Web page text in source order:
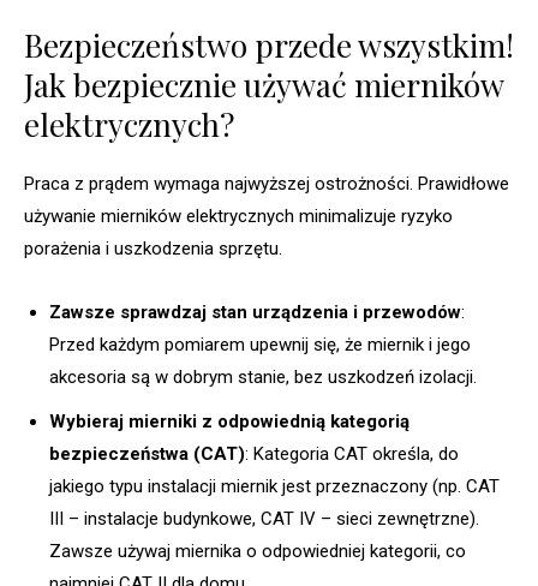
Bezpieczeństwo przede wszystkim!
Jak bezpiecznie używać mierników
elektrycznych?
Praca z prądem wymaga najwyższej ostrożności. Prawidłowe
używanie mierników elektrycznych minimalizuje ryzyko
porażenia i uszkodzenia sprzętu.
Zawsze sprawdzaj stan urządzenia i przewodów:
Przed każdym pomiarem upewnij się, że miernik i jego
akcesoria są w dobrym stanie, bez uszkodzeń izolacji.
Wybieraj mierniki z odpowiednią kategorią
bezpieczeństwa (CAT): Kategoria CAT określa, do
jakiego typu instalacji miernik jest przeznaczony (np. CAT
III – instalacje budynkowe, CAT IV – sieci zewnętrzne).
Zawsze używaj miernika o odpowiedniej kategorii, co